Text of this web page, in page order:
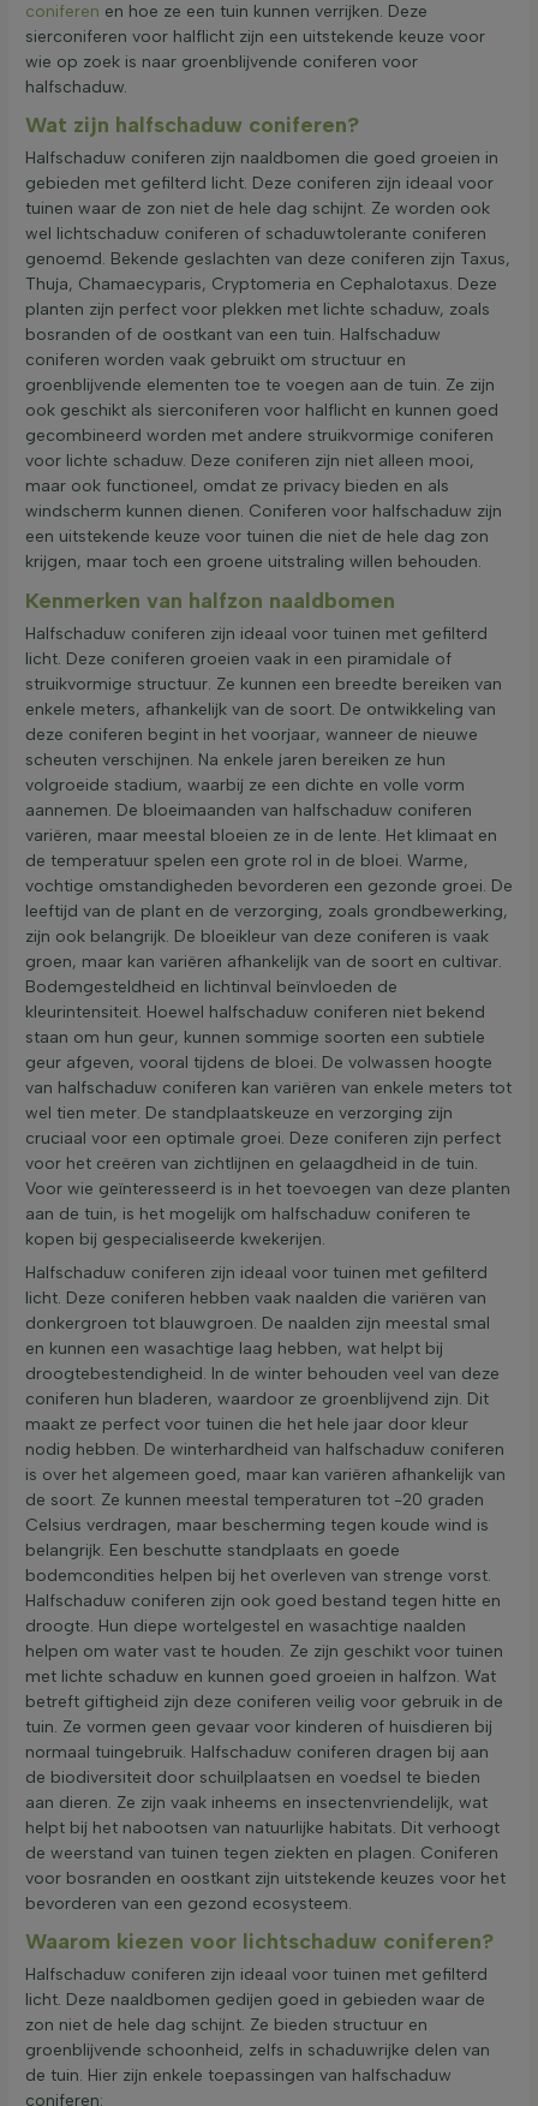
coniferen en hoe ze een tuin kunnen verrijken. Deze
sierconiferen voor halflicht zijn een uitstekende keuze voor
wie op zoek is naar groenblijvende coniferen voor
halfschaduw.
Wat zijn halfschaduw coniferen?
Halfschaduw coniferen zijn naaldbomen die goed groeien in
gebieden met gefilterd licht. Deze coniferen zijn ideaal voor
tuinen waar de zon niet de hele dag schijnt. Ze worden ook
wel lichtschaduw coniferen of schaduwtolerante coniferen
genoemd. Bekende geslachten van deze coniferen zijn Taxus,
Thuja, Chamaecyparis, Cryptomeria en Cephalotaxus. Deze
planten zijn perfect voor plekken met lichte schaduw, zoals
bosranden of de oostkant van een tuin. Halfschaduw
coniferen worden vaak gebruikt om structuur en
groenblijvende elementen toe te voegen aan de tuin. Ze zijn
ook geschikt als sierconiferen voor halflicht en kunnen goed
gecombineerd worden met andere struikvormige coniferen
voor lichte schaduw. Deze coniferen zijn niet alleen mooi,
maar ook functioneel, omdat ze privacy bieden en als
windscherm kunnen dienen. Coniferen voor halfschaduw zijn
een uitstekende keuze voor tuinen die niet de hele dag zon
krijgen, maar toch een groene uitstraling willen behouden.
Kenmerken van halfzon naaldbomen
Halfschaduw coniferen zijn ideaal voor tuinen met gefilterd
licht. Deze coniferen groeien vaak in een piramidale of
struikvormige structuur. Ze kunnen een breedte bereiken van
enkele meters, afhankelijk van de soort. De ontwikkeling van
deze coniferen begint in het voorjaar, wanneer de nieuwe
scheuten verschijnen. Na enkele jaren bereiken ze hun
volgroeide stadium, waarbij ze een dichte en volle vorm
aannemen. De bloeimaanden van halfschaduw coniferen
variëren, maar meestal bloeien ze in de lente. Het klimaat en
de temperatuur spelen een grote rol in de bloei. Warme,
vochtige omstandigheden bevorderen een gezonde groei. De
leeftijd van de plant en de verzorging, zoals grondbewerking,
zijn ook belangrijk. De bloeikleur van deze coniferen is vaak
groen, maar kan variëren afhankelijk van de soort en cultivar.
Bodemgesteldheid en lichtinval beïnvloeden de
kleurintensiteit. Hoewel halfschaduw coniferen niet bekend
staan om hun geur, kunnen sommige soorten een subtiele
geur afgeven, vooral tijdens de bloei. De volwassen hoogte
van halfschaduw coniferen kan variëren van enkele meters tot
wel tien meter. De standplaatskeuze en verzorging zijn
cruciaal voor een optimale groei. Deze coniferen zijn perfect
voor het creëren van zichtlijnen en gelaagdheid in de tuin.
Voor wie geïnteresseerd is in het toevoegen van deze planten
aan de tuin, is het mogelijk om halfschaduw coniferen te
kopen bij gespecialiseerde kwekerijen.
Halfschaduw coniferen zijn ideaal voor tuinen met gefilterd
licht. Deze coniferen hebben vaak naalden die variëren van
donkergroen tot blauwgroen. De naalden zijn meestal smal
en kunnen een wasachtige laag hebben, wat helpt bij
droogtebestendigheid. In de winter behouden veel van deze
coniferen hun bladeren, waardoor ze groenblijvend zijn. Dit
maakt ze perfect voor tuinen die het hele jaar door kleur
nodig hebben. De winterhardheid van halfschaduw coniferen
is over het algemeen goed, maar kan variëren afhankelijk van
de soort. Ze kunnen meestal temperaturen tot -20 graden
Celsius verdragen, maar bescherming tegen koude wind is
belangrijk. Een beschutte standplaats en goede
bodemcondities helpen bij het overleven van strenge vorst.
Halfschaduw coniferen zijn ook goed bestand tegen hitte en
droogte. Hun diepe wortelgestel en wasachtige naalden
helpen om water vast te houden. Ze zijn geschikt voor tuinen
met lichte schaduw en kunnen goed groeien in halfzon. Wat
betreft giftigheid zijn deze coniferen veilig voor gebruik in de
tuin. Ze vormen geen gevaar voor kinderen of huisdieren bij
normaal tuingebruik. Halfschaduw coniferen dragen bij aan
de biodiversiteit door schuilplaatsen en voedsel te bieden
aan dieren. Ze zijn vaak inheems en insectenvriendelijk, wat
helpt bij het nabootsen van natuurlijke habitats. Dit verhoogt
de weerstand van tuinen tegen ziekten en plagen. Coniferen
voor bosranden en oostkant zijn uitstekende keuzes voor het
bevorderen van een gezond ecosysteem.
Waarom kiezen voor lichtschaduw coniferen?
Halfschaduw coniferen zijn ideaal voor tuinen met gefilterd
licht. Deze naaldbomen gedijen goed in gebieden waar de
zon niet de hele dag schijnt. Ze bieden structuur en
groenblijvende schoonheid, zelfs in schaduwrijke delen van
de tuin. Hier zijn enkele toepassingen van halfschaduw
coniferen: